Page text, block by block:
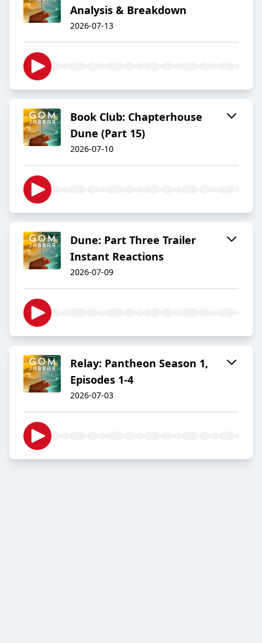
Analysis & Breakdown
2026-07-13
Book Club: Chapterhouse
Dune (Part 15)
2026-07-10
Dune: Part Three Trailer
Instant Reactions
2026-07-09
Relay: Pantheon Season 1,
Episodes 1-4
2026-07-03